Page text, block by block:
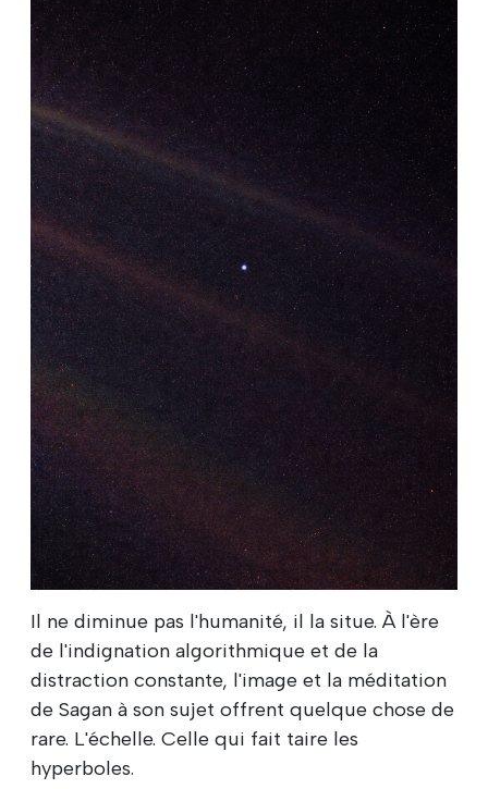
Il ne diminue pas l'humanité, il la situe. À l'ère
de l'indignation algorithmique et de la
distraction constante, l'image et la méditation
de Sagan à son sujet offrent quelque chose de
rare. L'échelle. Celle qui fait taire les
hyperboles.